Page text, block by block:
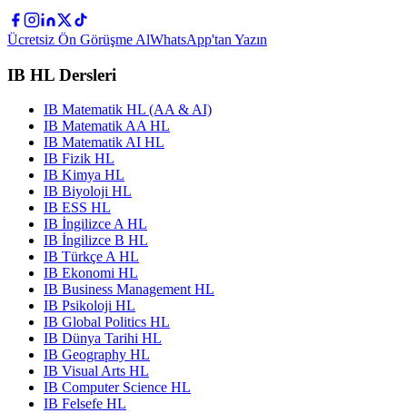
Ücretsiz Ön Görüşme AlWhatsApp'tan Yazın
IB HL Dersleri
IB Matematik HL (AA & AI)
IB Matematik AA HL
IB Matematik AI HL
IB Fizik HL
IB Kimya HL
IB Biyoloji HL
IB ESS HL
IB İngilizce A HL
IB İngilizce B HL
IB Türkçe A HL
IB Ekonomi HL
IB Business Management HL
IB Psikoloji HL
IB Global Politics HL
IB Dünya Tarihi HL
IB Geography HL
IB Visual Arts HL
IB Computer Science HL
IB Felsefe HL